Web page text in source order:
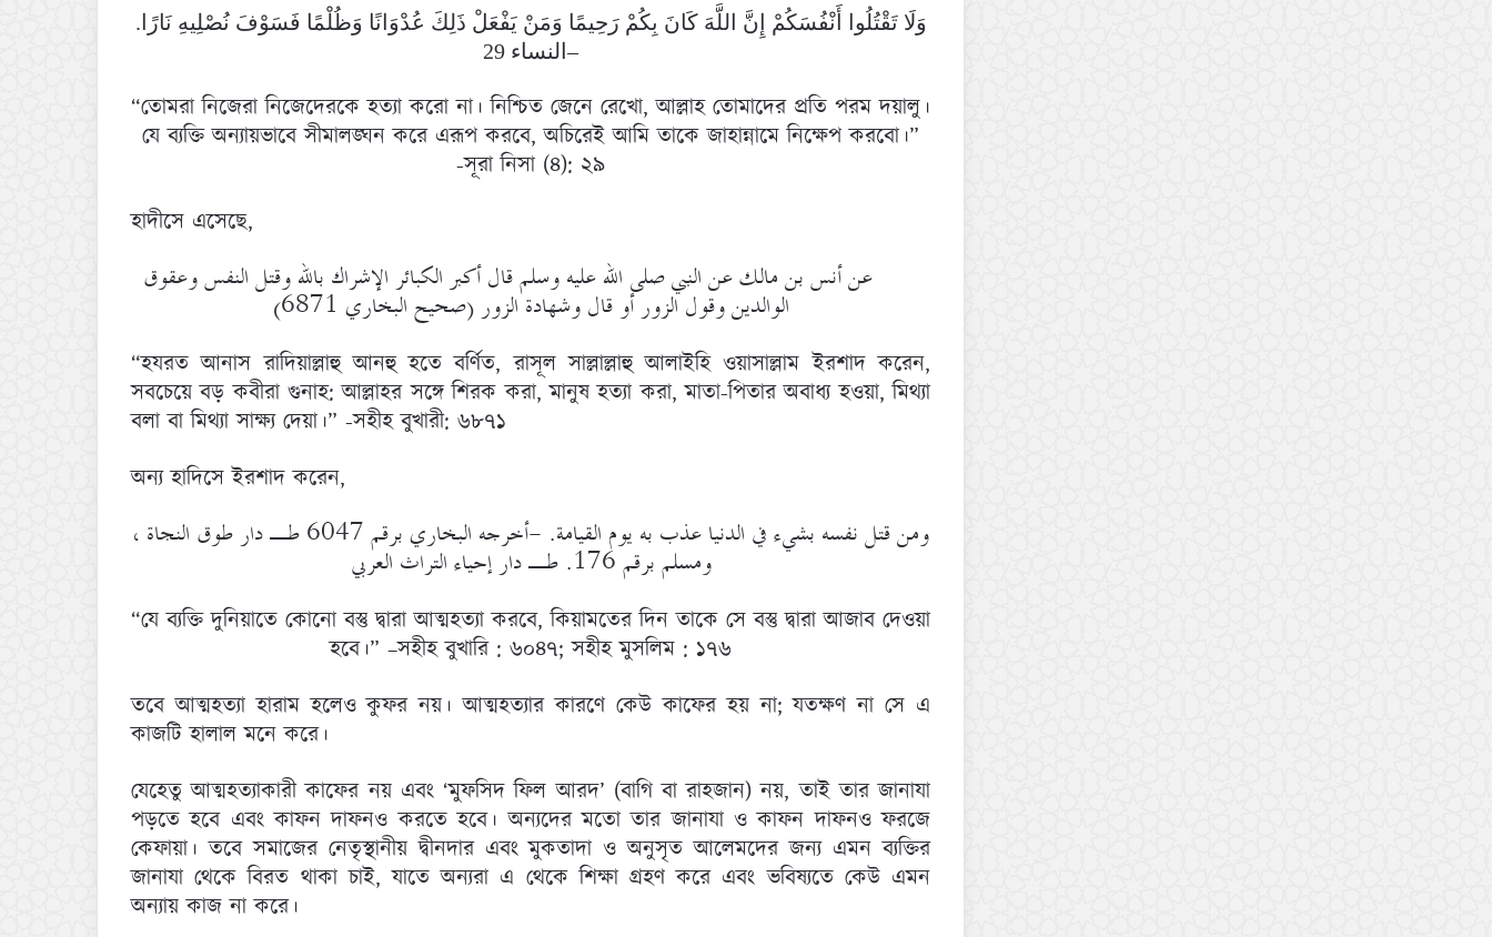
وَلَا تَقْتُلُوا أَنْفُسَكُمْ إِنَّ اللَّهَ كَانَ بِكُمْ رَحِيمًا وَمَنْ يَفْعَلْ ذَلِكَ عُدْوَانًا وَظُلْمًا فَسَوْفَ نُصْلِيهِ نَارًا.
–النساء 29
“তোমরা নিজেরা নিজেদেরকে হত্যা করো না। নিশ্চিত জেনে রেখো, আল্লাহ তোমাদের প্রতি পরম দয়ালু।
যে ব্যক্তি অন্যায়ভাবে সীমালঙ্ঘন করে এরূপ করবে, অচিরেই আমি তাকে জাহান্নামে নিক্ষেপ করবো।”
-সূরা নিসা (৪): ২৯
হাদীসে এসেছে,
عن أنس بن مالك عن النبي صلى الله عليه وسلم قال أكبر الكبائر الإشراك بالله وقتل النفس وعقوق
الوالدين وقول الزور أو قال وشهادة الزور (صحيح البخاري 6871)
“হযরত আনাস রাদিয়াল্লাহু আনহু হতে বর্ণিত, রাসূল সাল্লাল্লাহু আলাইহি ওয়াসাল্লাম ইরশাদ করেন,
সবচেয়ে বড় কবীরা গুনাহ: আল্লাহর সঙ্গে শিরক করা, মানুষ হত্যা করা, মাতা-পিতার অবাধ্য হওয়া, মিথ্যা
বলা বা মিথ্যা সাক্ষ্য দেয়া।” -সহীহ বুখারী: ৬৮৭১
অন্য হাদিসে ইরশাদ করেন,
ومن قتل نفسه بشيء في الدنيا عذب به يوم القيامة. -أخرجه البخاري برقم 6047 طـ دار طوق النجاة ،
ومسلم برقم 176. طـ دار إحياء التراث العربي
“যে ব্যক্তি দুনিয়াতে কোনো বস্তু দ্বারা আত্মহত্যা করবে, কিয়ামতের দিন তাকে সে বস্তু দ্বারা আজাব দেওয়া
হবে।” –সহীহ বুখারি : ৬০৪৭; সহীহ মুসলিম : ১৭৬
তবে আত্মহত্যা হারাম হলেও কুফর নয়। আত্মহত্যার কারণে কেউ কাফের হয় না; যতক্ষণ না সে এ
কাজটি হালাল মনে করে।
যেহেতু আত্মহত্যাকারী কাফের নয় এবং ‘মুফসিদ ফিল আরদ’ (বাগি বা রাহজান) নয়, তাই তার জানাযা
পড়তে হবে এবং কাফন দাফনও করতে হবে। অন্যদের মতো তার জানাযা ও কাফন দাফনও ফরজে
কেফায়া। তবে সমাজের নেতৃস্থানীয় দ্বীনদার এবং মুকতাদা ও অনুসৃত আলেমদের জন্য এমন ব্যক্তির
জানাযা থেকে বিরত থাকা চাই, যাতে অন্যরা এ থেকে শিক্ষা গ্রহণ করে এবং ভবিষ্যতে কেউ এমন
অন্যায় কাজ না করে।